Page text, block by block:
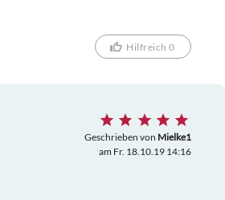
Hilfreich 0
Geschrieben von Mielke1
am Fr. 18.10.19 14:16